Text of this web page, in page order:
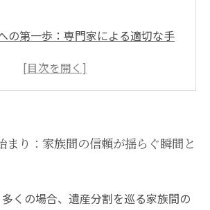
の第一歩：専門家による適切な手
のポイント：揉め事を避ける具体
務ノウハウ
まり：家族間の信頼が揺らぐ瞬間と
くの場合、遺産分割を巡る家族間の